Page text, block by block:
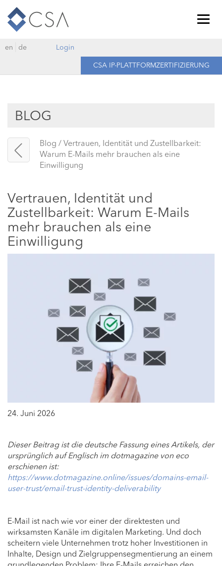
en de
Login
CSA IP-PLATTFORMZERTIFIZIERUNG
BLOG
Blog / Vertrauen, Identität und Zustellbarkeit:
Warum E-Mails mehr brauchen als eine
Einwilligung
Vertrauen, Identität und
Zustellbarkeit: Warum E-Mails
mehr brauchen als eine
Einwilligung
24. Juni 2026
Dieser Beitrag ist die deutsche Fassung eines Artikels, der
ursprünglich auf Englisch im dotmagazine von eco
erschienen ist:
https://www.dotmagazine.online/issues/domains-email-
user-trust/email-trust-identity-deliverability
E-Mail ist nach wie vor einer der direktesten und
wirksamsten Kanäle im digitalen Marketing. Und doch
scheitern viele Unternehmen trotz hoher Investitionen in
Inhalte, Design und Zielgruppensegmentierung an einem